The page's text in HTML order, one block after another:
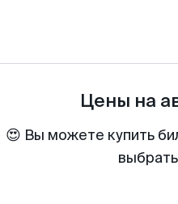
Цены на
😍 Вы можете купить